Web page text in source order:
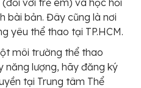
bài bản. Đây cũng là nơi
yêu thể thao tại TP.HCM.
môi trường thể thao
năng lượng, hãy đăng ký
tại Trung tâm Thể